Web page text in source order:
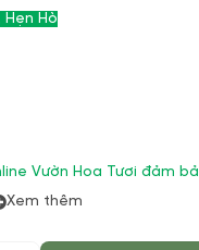
Hò
Vườn Hoa Tươi đảm
giao sẽ được thông báo
Xem thêm